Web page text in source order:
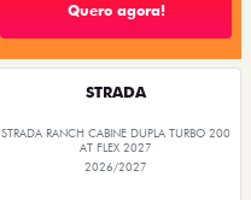
Quero agora!
STRADA
STRADA RANCH CABINE DUPLA TURBO 200
AT FLEX 2027
2026/2027